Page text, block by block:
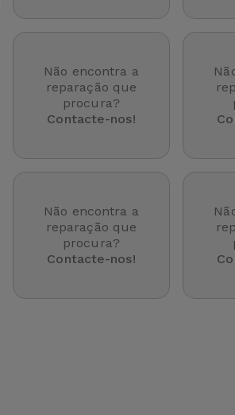
Não encontra a
reparação que
procura?
Contacte-nos!
Não encontra a
reparação que
procura?
Contacte-nos!